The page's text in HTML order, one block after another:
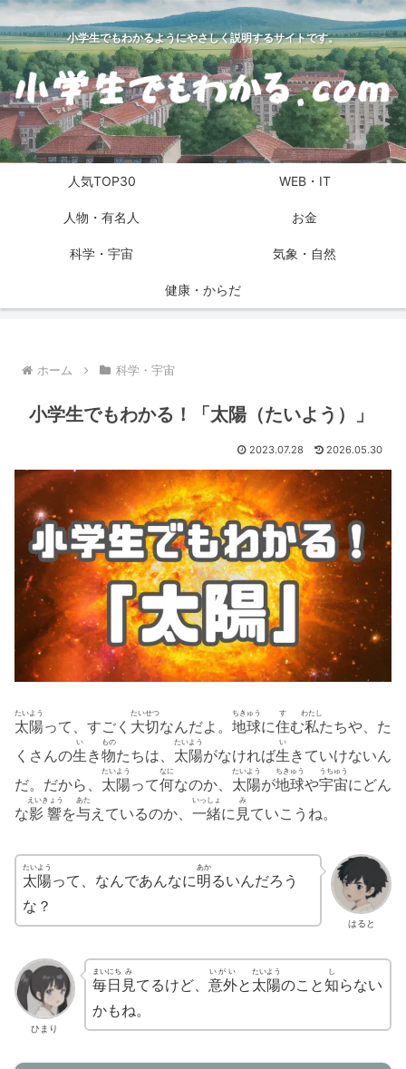
小学生でもわかるようにやさしく説明するサイトです。
人気TOP30 WEB・IT
人物・有名人 お金
科学・宇宙 気象・自然
健康・からだ
ホーム 科学・宇宙
小学生でもわかる！「太陽（たいよう）」
2023.07.28 2026.05.30
太陽
たいよう
って、すごく 大切
たいせつ
なんだよ。 地球
ちきゅう
に住
す
む私
わたし
たちや、た
くさんの生
い
き物
もの
たちは、 太陽
たいよう
がなければ生
い
きていけないん
だ。だから、 太陽
たいよう
って何
なに
なのか、 太陽
たいよう
が地球
ちきゅう
や宇宙
うちゅう
にどん
な影響
えいきょう
を与
あた
えているのか、 一緒
いっしょ
に 見
み
ていこうね。
はると
太陽
たいよう
って、なんであんなに明
あか
るいんだろう
な？
ひまり
毎日
まいにち
見
み
てるけど、 意外
いがい
と 太陽
たいよう
のこと知
し
らない
かもね。